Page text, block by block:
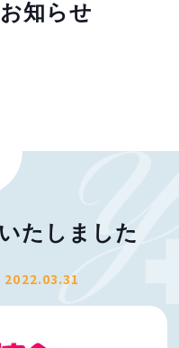
知らせ
たしました
2022.03.31